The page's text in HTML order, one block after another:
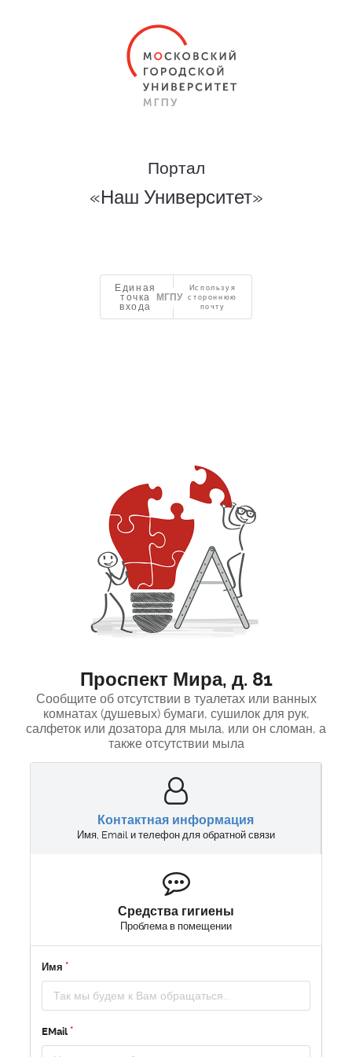
Портал
«Наш Университет»
Единая
точка
входа
Используя
стороннюю
почту
Проспект Мира, д. 81
Сообщите об отсутствии в туалетах или ванных
комнатах (душевых) бумаги, сушилок для рук,
салфеток или дозатора для мыла, или он сломан, а
также отсутствии мыла
Контактная информация
Имя, Email и телефон для обратной связи
Средства гигиены
Проблема в помещении
Имя
EMail